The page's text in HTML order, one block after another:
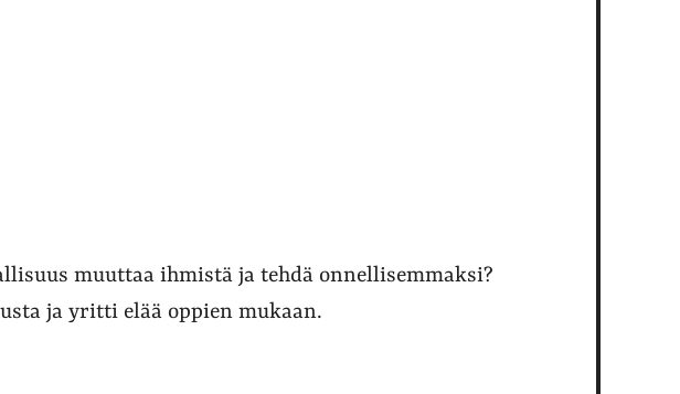
muuttaa ihmistä ja tehdä onnellisemmaksi?
ja yritti elää oppien mukaan.